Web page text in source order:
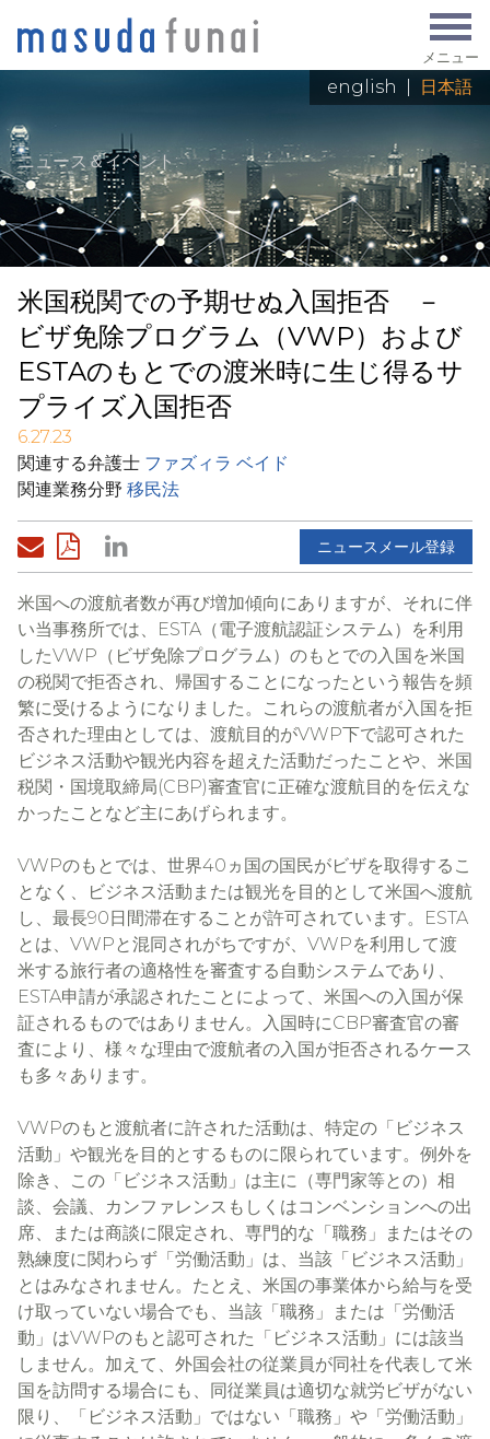
メニュー
english 日本語
ニュース＆イベント:
米国税関での予期せぬ入国拒否 －
ビザ免除プログラム（VWP）および
ESTAのもとでの渡米時に生じ得るサ
プライズ入国拒否
6.27.23
関連する弁護士 ファズィラ ベイド
関連業務分野 移民法
ニュースメール登録
米国への渡航者数が再び増加傾向にありますが、それに伴
い当事務所では、
ESTA （電子渡航認証システム）を利用
したVWP （ビザ免除プログラム）のもとでの入国を米国
の税関で拒否され、帰国することになったという報告を頻
繁に受けるようになりました。これらの渡航者が入国を拒
否された理由としては、渡航目的がVWP下で認可された
ビジネス活動や観光内容を超えた活動だったことや、米国
税関・国境取締局(CBP)審査官に正確な渡航目的を伝えな
かったことなど主にあげられます。
VWPのもとでは、世界40 ヵ国の国民がビザを取得するこ
となく、ビジネス活動または観光を目的として米国へ渡航
し、最長90 日間滞在することが許可されています。 ESTA
とは、 VWP と混同されがちですが、 VWPを利用して渡
米する旅行者の適格性を審査する自動システムであり、
ESTA申請が承認されたことによって、米国への入国が保
証されるものではありません。入国時にCBP審査官の審
査により、様々な理由で渡航者の入国が拒否されるケース
も多々あります。
VWPのもと渡航者に許された活動は、特定の「ビジネス
活動」や観光を目的とするものに限られています。例外を
除き、この「ビジネス活動」は主に（専門家等との）相
談、会議、カンファレンスもしくはコンベンションへの出
席、または商談に限定され、専門的な「職務」またはその
熟練度に関わらず「労働活動」は、当該「ビジネス活動」
とはみなされません。たとえ、米国の事業体から給与を受
け取っていない場合でも、当該「職務」または「労働活
動」はVWPのもと認可された「ビジネス活動」には該当
しません。加えて、外国会社の従業員が同社を代表して米
国を訪問する場合にも、同従業員は適切な就労ビザがない
限り、「ビジネス活動」ではない「職務」や「労働活動」